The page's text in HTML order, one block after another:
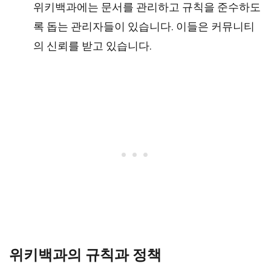
위키백과에는 문서를 관리하고 규칙을 준수하도
록 돕는 관리자들이 있습니다. 이들은 커뮤니티
의 신뢰를 받고 있습니다.
위키백과의 규칙과 정책